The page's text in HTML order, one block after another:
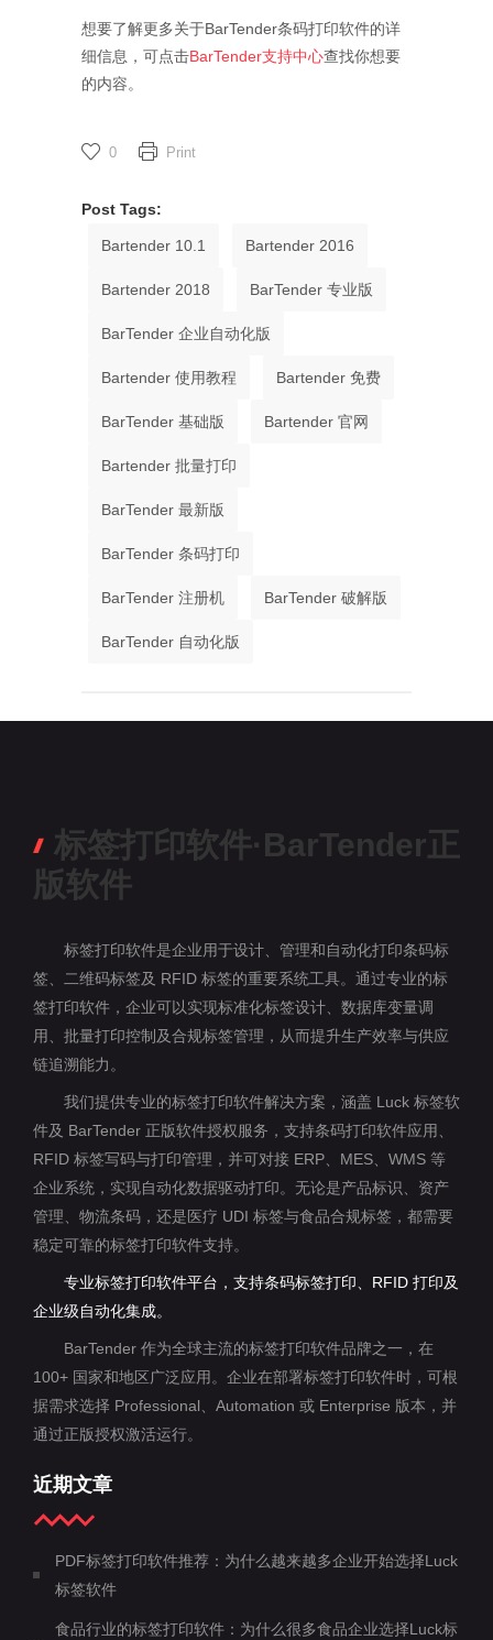
想要了解更多关于BarTender条码打印软件的详
细信息，可点击BarTender支持中心查找你想要
的内容。
0 Print
Post Tags:
Bartender 10.1 Bartender 2016
Bartender 2018 BarTender 专业版
BarTender 企业自动化版
Bartender 使用教程 Bartender 免费
BarTender 基础版 Bartender 官网
Bartender 批量打印
BarTender 最新版
BarTender 条码打印
BarTender 注册机 BarTender 破解版
BarTender 自动化版
标签打印软件·BarTender正
版软件
标签打印软件是企业用于设计、管理和自动化打印条码标
签、二维码标签及 RFID 标签的重要系统工具。通过专业的标
签打印软件，企业可以实现标准化标签设计、数据库变量调
用、批量打印控制及合规标签管理，从而提升生产效率与供应
链追溯能力。
我们提供专业的标签打印软件解决方案，涵盖 Luck 标签软
件及 BarTender 正版软件授权服务，支持条码打印软件应用、
RFID 标签写码与打印管理，并可对接 ERP、MES、WMS 等
企业系统，实现自动化数据驱动打印。无论是产品标识、资产
管理、物流条码，还是医疗 UDI 标签与食品合规标签，都需要
稳定可靠的标签打印软件支持。
专业标签打印软件平台，支持条码标签打印、RFID 打印及
企业级自动化集成。
BarTender 作为全球主流的标签打印软件品牌之一，在
100+ 国家和地区广泛应用。企业在部署标签打印软件时，可根
据需求选择 Professional、Automation 或 Enterprise 版本，并
通过正版授权激活运行。
近期文章
PDF标签打印软件推荐：为什么越来越多企业开始选择Luck
标签软件
食品行业的标签打印软件：为什么很多食品企业选择Luck标